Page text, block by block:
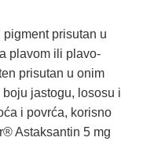
prisutan u
plavom ili plavo-
prisutan u onim
jastogu, lososu i
i povrća, korisno
Astaksantin 5 mg